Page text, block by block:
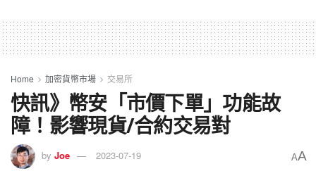
Home 加密貨幣市場 交易所
快訊》幣安「市價下單」功能故
障！影響現貨/合約交易對
by Joe 2023-07-19 AA